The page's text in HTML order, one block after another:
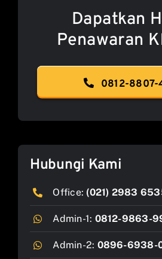
Dapatkan
Penawaran
0812-8807-
Hubungi Kami
Office: (021) 2983
Admin-1: 0812-9863-
Admin-2: 0896-6938-